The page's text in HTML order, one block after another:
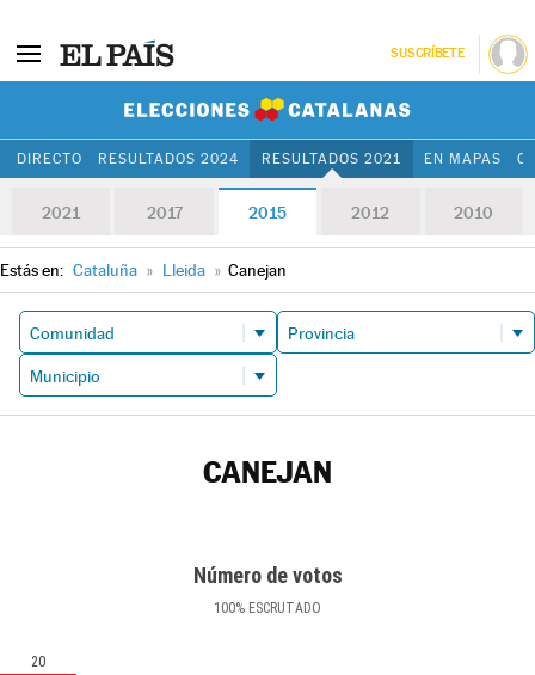
SUSCRÍBETE
DIRECTO RESULTADOS 2024 RESULTADOS 2021 EN MAPAS
2021 2017 2015 2012 2010
Estás en: Cataluña » Lleida » Canejan
CANEJAN
Número de votos
100% ESCRUTADO
20